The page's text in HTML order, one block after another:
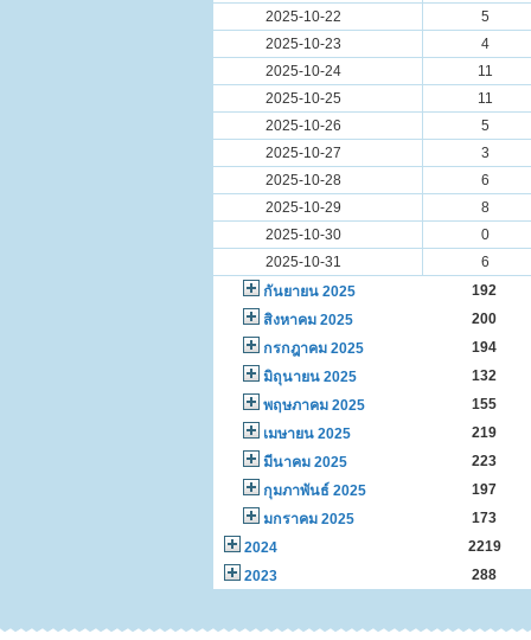
2025-10-22
5
2025-10-23
4
2025-10-24
11
2025-10-25
11
2025-10-26
5
2025-10-27
3
2025-10-28
6
2025-10-29
8
2025-10-30
0
2025-10-31
6
กันยายน 2025
192
สิงหาคม 2025
200
กรกฎาคม 2025
194
มิถุนายน 2025
132
พฤษภาคม 2025
155
เมษายน 2025
219
มีนาคม 2025
223
กุมภาพันธ์ 2025
197
มกราคม 2025
173
2024
2219
2023
288